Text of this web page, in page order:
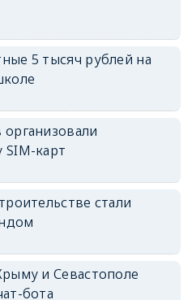
5 тысяч рублей на
карт
стали
и Севастополе
бота